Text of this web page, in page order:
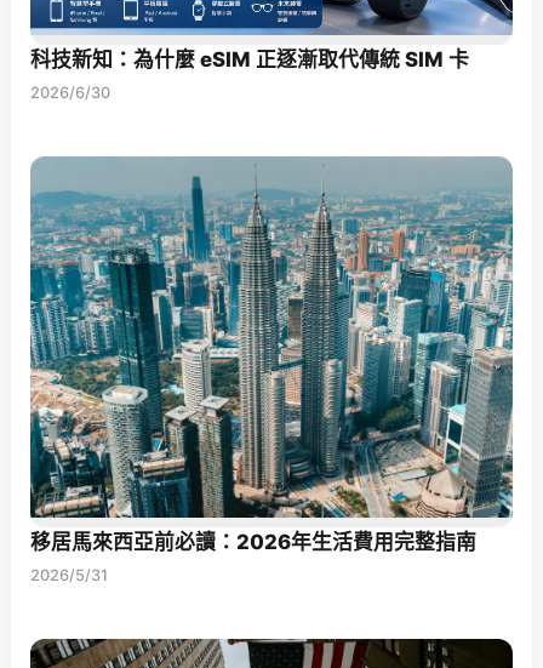
科技新知：為什麼 eSIM 正逐漸取代傳統 SIM 卡
2026/6/30
移居馬來西亞前必讀：2026年生活費用完整指南
2026/5/31